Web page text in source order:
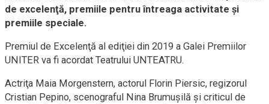
de excelenţă, premiile pentru întreaga activitate şi
premiile speciale.
Premiul de Excelenţă al ediţiei din 2019 a Galei Premiilor
UNITER va fi acordat Teatrului UNTEATRU.
Actriţa Maia Morgenstern, actorul Florin Piersic, regizorul
Cristian Pepino, scenograful Nina Brumuşilă şi criticul de